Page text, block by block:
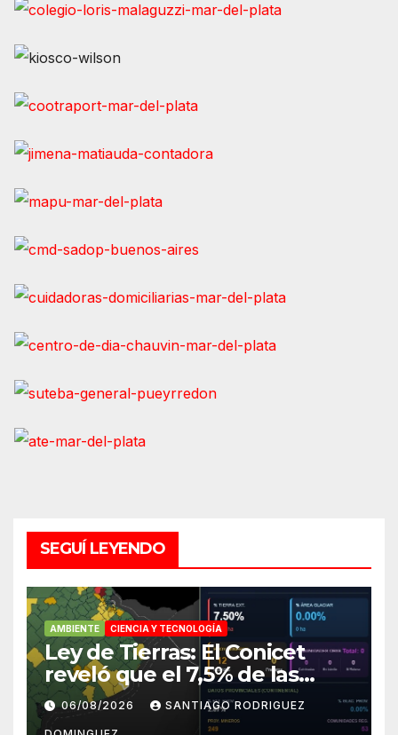
SEGUÍ LEYENDO
AMBIENTE CIENCIA Y TECNOLOGÍA
Ley de Tierras: El Conicet
reveló que el 7,5% de las
tierras rurales de Mar del
Plata pertenecen a
06/08/2026 SANTIAGO RODRIGUEZ